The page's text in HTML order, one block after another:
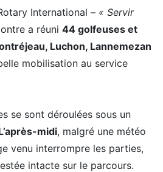
International – « Servir
a réuni 44 golfeuses et
Luchon, Lannemezan
mobilisation au service
se sont déroulées sous un
midi, malgré une météo
venu interrompre les parties,
intacte sur le parcours.